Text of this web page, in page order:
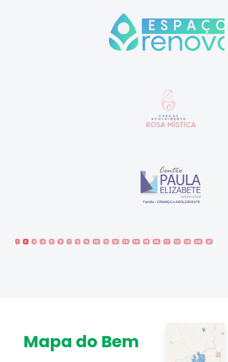
1 2 3 4 5 6 7 8 9 10 11 12 13 14 15 16 17 18 19 20 21
Mapa do Bem